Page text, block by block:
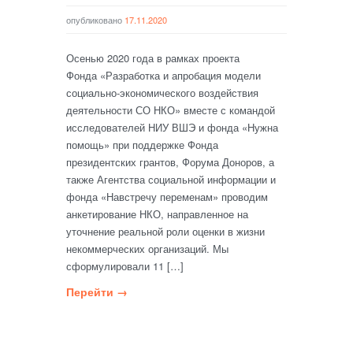
опубликовано 17.11.2020
Осенью 2020 года в рамках проекта
Фонда «Разработка и апробация модели
социально-экономического воздействия
деятельности СО НКО» вместе с командой
исследователей НИУ ВШЭ и фонда «Нужна
помощь» при поддержке Фонда
президентских грантов, Форума Доноров, а
также Агентства социальной информации и
фонда «Навстречу переменам» проводим
анкетирование НКО, направленное на
уточнение реальной роли оценки в жизни
некоммерческих организаций. Мы
сформулировали 11 […]
Перейти →